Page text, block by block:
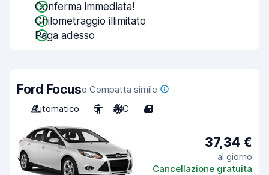
Conferma immediata!
Chilometraggio illimitato
Paga adesso
Ford Focuso Compatta simile
Automatico
5 A/C 4
37,34 €
al giorno
Cancellazione gratuita